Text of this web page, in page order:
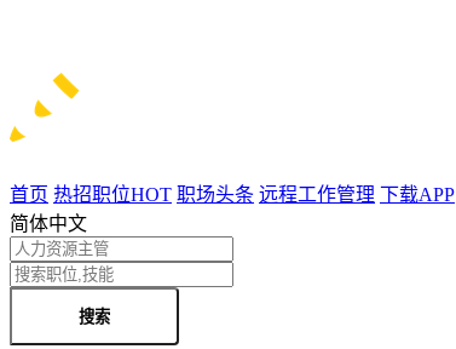
首页 热招职位HOT 职场头条 远程工作管理 下载APP
简体中文
搜索